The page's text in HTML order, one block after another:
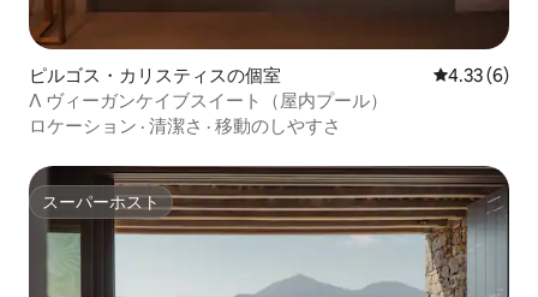
ピルゴス・カリスティスの個室 レビュー6
4.33 (6)
Λ ヴィーガンケイブスイート（屋内プール）
ロケーション · 清潔さ · 移動のしやすさ
スーパーホスト
スーパーホスト